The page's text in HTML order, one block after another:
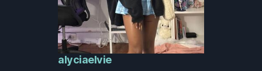
alyciaelvie